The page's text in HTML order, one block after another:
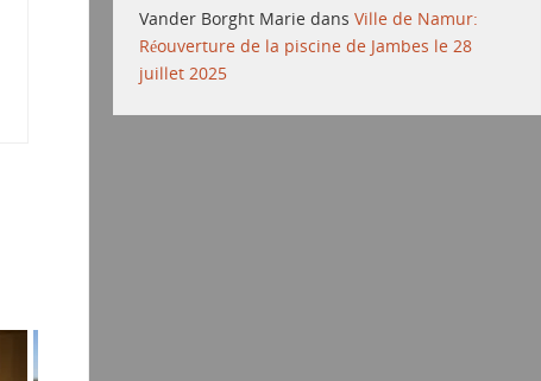
Vander Borght Marie dansVille de Namur:
Réouverture de la piscine de Jambes le 28
juillet 2025